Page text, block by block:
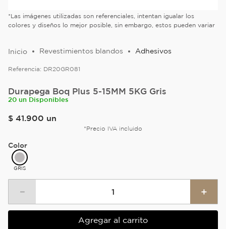
*Las imágenes utilizadas son referenciales, intentan igualar los
colores y diseños lo mejor posible, sin embargo, estos pueden variar
Revestimientos blandos Adhesivos
Referencia: DR20GR081
Durapega Boq Plus 5-15MM 5KG Gris
20 un Disponibles
$ 41.900 un
*Precio IVA incluido
Color
GRIS
＋
－
Agregar al carrito